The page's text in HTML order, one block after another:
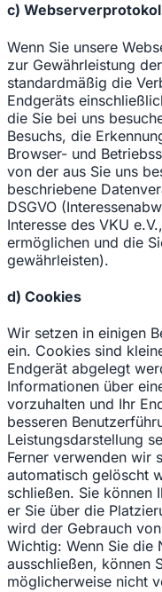
c)
Wenn Sie unsere
zur Gewährleistung
standardmäßig die
Endgeräts
die Sie bei uns
Besuchs, die
Browser- und
von der aus Sie uns
beschriebene
DSGVO
Interesse des VKU
ermöglichen und die
gewährleisten).
d) Cookies
Wir setzen in einigen
ein. Cookies sind
Endgerät abgelegt
Informationen über
vorzuhalten und Ihr
besseren
Leistungsdarstellung
Ferner verwenden wir
automatisch gelöscht
schließen. Sie können
er Sie über die
wird der Gebrauch
Wichtig: Wenn Sie die
ausschließen, können
möglicherweise nicht